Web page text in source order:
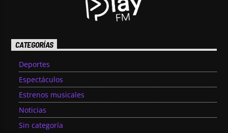
CATEGORÍAS
Deportes
Espectáculos
Estrenos musicales
Noticias
Sin categoría